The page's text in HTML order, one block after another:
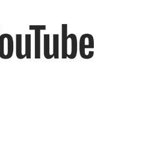
歴史が一望できる決定版！
ゲームクリエイターの青春〜
と箸』等で知られるマンガ家・田中圭
界レポートマンガです。